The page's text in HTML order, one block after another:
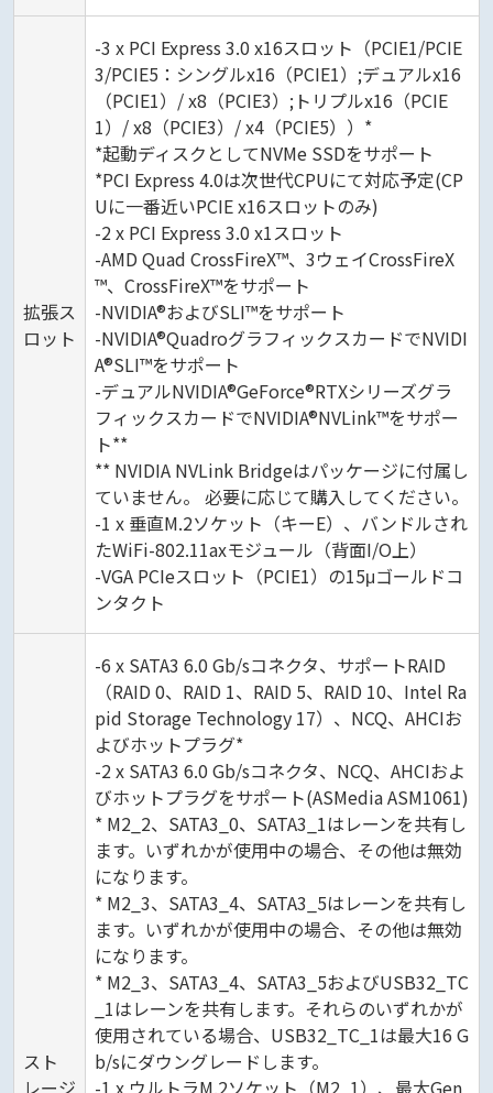
拡張ス
ロット
-3 x PCI Express 3.0 x16スロット（PCIE1/PCIE
3/PCIE5：シングルx16（PCIE1）;デュアルx16
（PCIE1）/ x8（PCIE3）;トリプルx16（PCIE
1）/ x8（PCIE3）/ x4（PCIE5））*
*起動ディスクとしてNVMe SSDをサポート
*PCI Express 4.0は次世代CPUにて対応予定(CP
Uに一番近いPCIE x16スロットのみ)
-2 x PCI Express 3.0 x1スロット
-AMD Quad CrossFireX™、3ウェイCrossFireX
™、CrossFireX™をサポート
-NVIDIA®およびSLI™をサポート
-NVIDIA®QuadroグラフィックスカードでNVIDI
A®SLI™をサポート
-デュアルNVIDIA®GeForce®RTXシリーズグラ
フィックスカードでNVIDIA®NVLink™をサポー
ト**
** NVIDIA NVLink Bridgeはパッケージに付属し
ていません。 必要に応じて購入してください。
-1 x 垂直M.2ソケット（キーE）、バンドルされ
たWiFi-802.11axモジュール（背面I/O上）
-VGA PCIeスロット（PCIE1）の15μゴールドコ
ンタクト
スト
レージ
-6 x SATA3 6.0 Gb/sコネクタ、サポートRAID
（RAID 0、RAID 1、RAID 5、RAID 10、Intel Ra
pid Storage Technology 17）、NCQ、AHCIお
よびホットプラグ*
-2 x SATA3 6.0 Gb/sコネクタ、NCQ、AHCIおよ
びホットプラグをサポート(ASMedia ASM1061)
* M2_2、SATA3_0、SATA3_1はレーンを共有し
ます。いずれかが使用中の場合、その他は無効
になります。
* M2_3、SATA3_4、SATA3_5はレーンを共有し
ます。いずれかが使用中の場合、その他は無効
になります。
* M2_3、SATA3_4、SATA3_5およびUSB32_TC
_1はレーンを共有します。それらのいずれかが
使用されている場合、USB32_TC_1は最大16 G
b/sにダウングレードします。
-1 x ウルトラM.2ソケット（M2_1）、最大Gen